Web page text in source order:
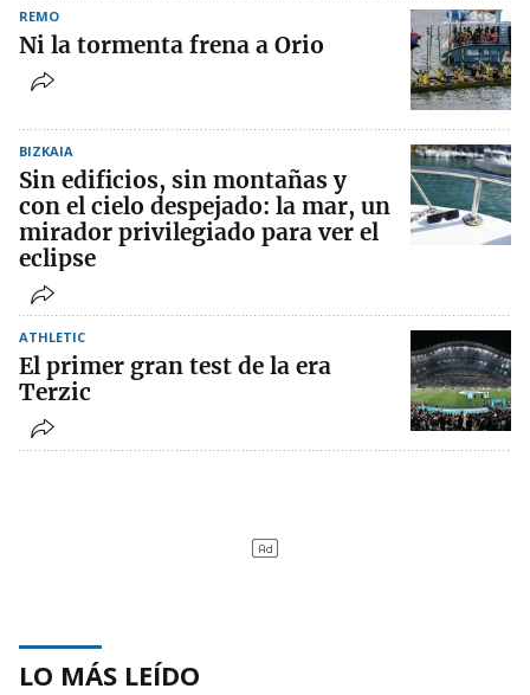
REMO
Ni la tormenta frena a Orio
BIZKAIA
Sin edificios, sin montañas y
con el cielo despejado: la mar, un
mirador privilegiado para ver el
eclipse
ATHLETIC
El primer gran test de la era
Terzic
LO MÁS LEÍDO